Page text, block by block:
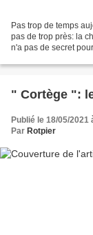
Pas trop de temps
pas de trop près: la
n'a pas de secret
" Cortège ":
Publié le 18/05/2021
Par Rotpier